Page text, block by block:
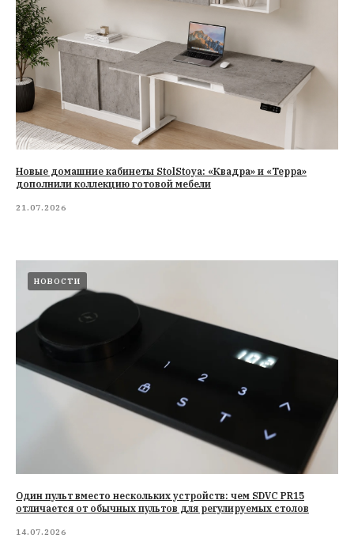
Новые домашние кабинеты StolStoya: «Квадра» и «Терра»
дополнили коллекцию готовой мебели
21.07.2026
НОВОСТИ
Один пульт вместо нескольких устройств: чем SDVC PR15
отличается от обычных пультов для регулируемых столов
14.07.2026